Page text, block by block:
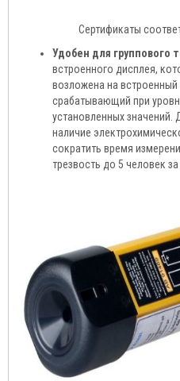
Сертификаты
Удобен для группового
встроенного дисплея,
возложена на встроенный
срабатывающий при
установленных значений.
наличие
сократить время
трезвость до 5 человек за